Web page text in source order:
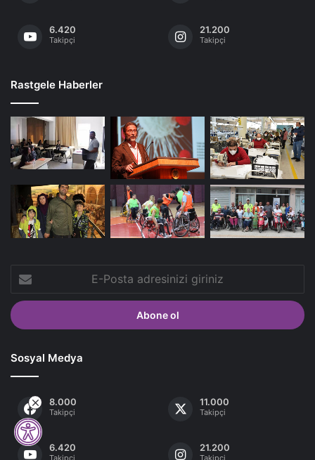
6.420
Takipçi
21.200
Takipçi
Rastgele Haberler
Posta
adresinizi
giriniz
Sosyal Medya
8.000
Takipçi
11.000
Takipçi
6.420
Takipçi
21.200
Takipçi